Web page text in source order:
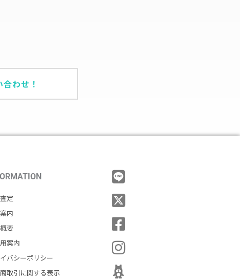
わせ！
定
内
要
案内
バシーポリシー
取引に関する表示